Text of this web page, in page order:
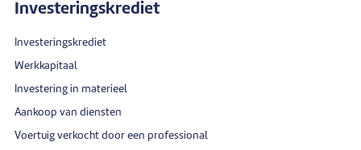
Investeringskrediet
Investeringskrediet
Werkkapitaal
Investering in materieel
Aankoop van diensten
Voertuig verkocht door een professional